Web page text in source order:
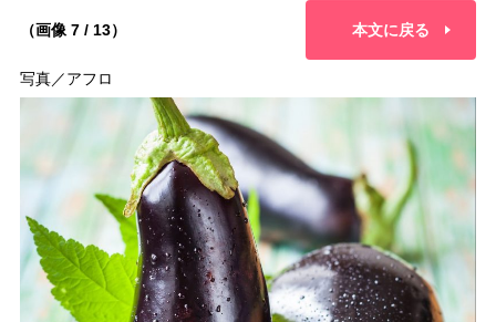
（画像 7 / 13） 本文に戻る
写真／アフロ